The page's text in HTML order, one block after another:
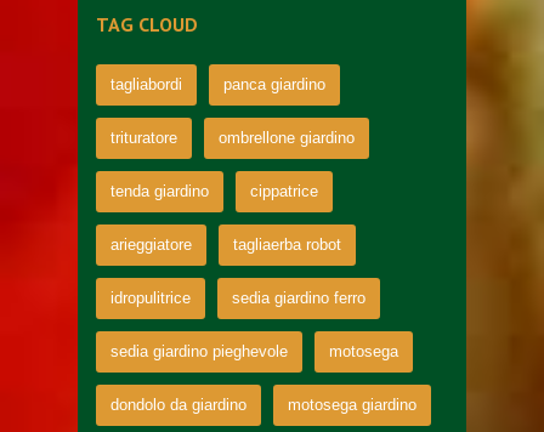
TAG CLOUD
tagliabordi panca giardino
trituratore ombrellone giardino
tenda giardino cippatrice
arieggiatore tagliaerba robot
idropulitrice sedia giardino ferro
sedia giardino pieghevole motosega
dondolo da giardino motosega giardino